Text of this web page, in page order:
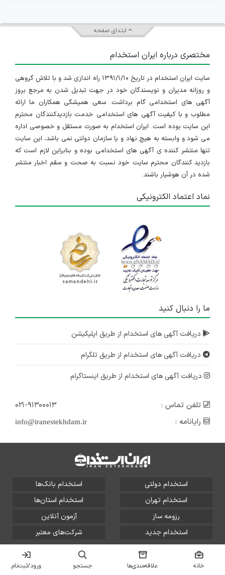
ابتدای صفحه
مختصری درباره ایران استخدام
سایت ایران استخدام در تاریخ ۱۳۹۱/۱/۱۰ راه اندازی شد و با تلاش گروهی
و روزانه مدیران و نویسندگان خود در جهت تبدیل شدن به مرجع بروز
آگهی های استخدامی گام برداشت. سعی همیشگی همکاران ما ارائه
مطلوب و با کیفیت آگهی های استخدامی خدمت بازدیدکنندگان محترم
این سایت بوده است. ایران استخدام به صورت مستقل و خصوصی اداره
می شود و وابسته به هیچ نهاد و یا سازمان دولتی نمی باشد، این سایت
تنها منتشر کننده ی آگهی های استخدامی بوده و بنابراین لازم است که
بازدید کنندگان محترم سایت خود نسبت به صحت و سقم اخبار منتشر
شده در آن هوشیار باشند.
نماد اعتماد الکترونیکی
ما را دنبال کنید
دریافت آگهی های استخدام از طریق اپلیکیشن
دریافت آگهی های استخدام از طریق تلگرام
دریافت آگهی های استخدام از طریق اینستاگرام
تلفن تماس :
۰۲۱-۹۱۳۰۰۰۱۳
رایانامه :
info@iranestekhdam.ir
استخدام دولتی
استخدام بانک‌ها
استخدام تهران
استخدام استان‌ها
رزومه ساز
آزمون آنلاین
استخدام جدید
شرکت‌های معتبر
تمامی حقوق این سایت برای آلتین سیستم محفوظ است و هر
گونه سوءاستفاده از آن پیگرد قانونی دارد.
خانه علاقه‌مندی‌ها جستجو ورود/ثبت‌نام